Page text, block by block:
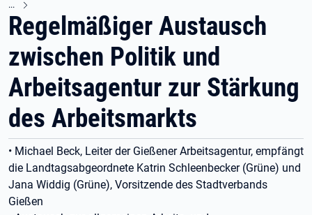
Regelmäßiger Austausch
zwischen Politik und
Arbeitsagentur zur Stärkung
des Arbeitsmarkts
• Michael Beck, Leiter der Gießener Arbeitsagentur, empfängt
die Landtagsabgeordnete Katrin Schleenbecker (Grüne) und
Jana Widdig (Grüne), Vorsitzende des Stadtverbands
Gießen